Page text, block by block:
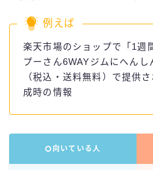
例えば
楽天市場のショップで「1週
プーさん6WAYジムにへん
（税込・送料無料）で提供
成時の情報
向いている人